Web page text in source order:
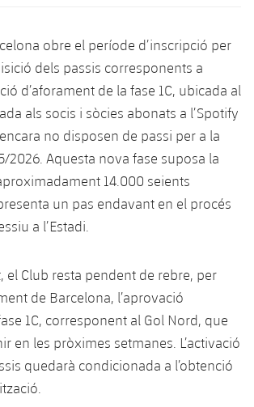
Nou
Cruyff
Shows
obre el període d’inscripció per
dels passis corresponents a
d’aforament de la fase 1C, ubicada al
als socis i sòcies abonats a l’Spotify
no disposen de passi per a la
2026. Aquesta nova fase suposa la
14.000 seients
un pas endavant en el procés
a l’Estadi.
el Club resta pendent de rebre, per
de Barcelona, l’aprovació
1C, corresponent al Gol Nord, que
en les pròximes setmanes. L’activació
quedarà condicionada a l’obtenció